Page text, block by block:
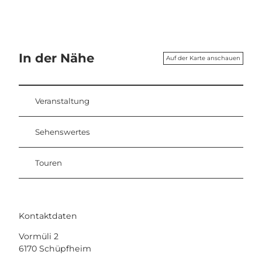
In der Nähe Auf der Karte anschauen
Veranstaltung
Sehenswertes
Touren
Kontaktdaten
Vormüli 2
6170 Schüpfheim